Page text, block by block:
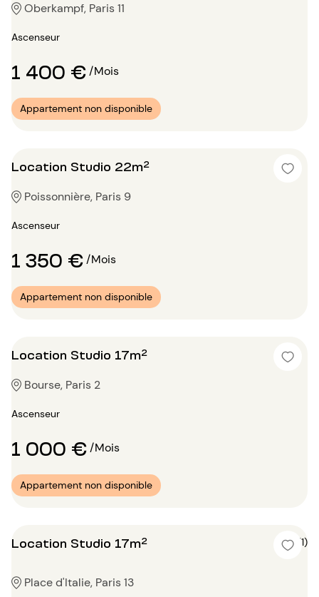
Oberkampf, Paris 11
Ascenseur
1 400 €/Mois
Appartement non disponible
Location Studio 22m²
Poissonnière, Paris 9
Ascenseur
1 350 €/Mois
Appartement non disponible
Location Studio 17m²
Bourse, Paris 2
Ascenseur
1 000 €/Mois
Appartement non disponible
Location Studio 17m² 5 (1)
Place d'Italie, Paris 13